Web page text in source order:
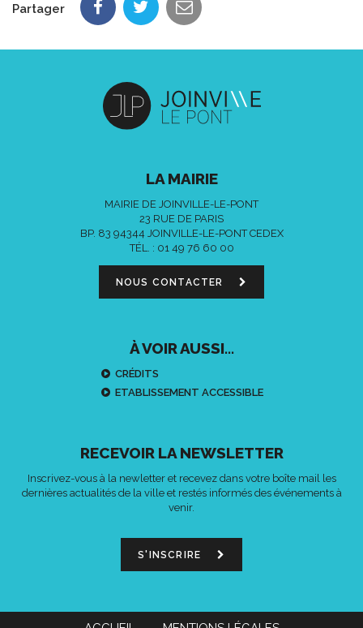
Partager
LA MAIRIE
MAIRIE DE JOINVILLE-LE-PONT
23 RUE DE PARIS
BP. 83 94344 JOINVILLE-LE-PONT CEDEX
TÉL. : 01 49 76 60 00
NOUS CONTACTER
À VOIR AUSSI...
CRÉDITS
ETABLISSEMENT ACCESSIBLE
RECEVOIR LA NEWSLETTER
Inscrivez-vous à la newletter et recevez dans votre boîte mail les
dernières actualités de la ville et restés informés des événements à
venir.
S'INSCRIRE